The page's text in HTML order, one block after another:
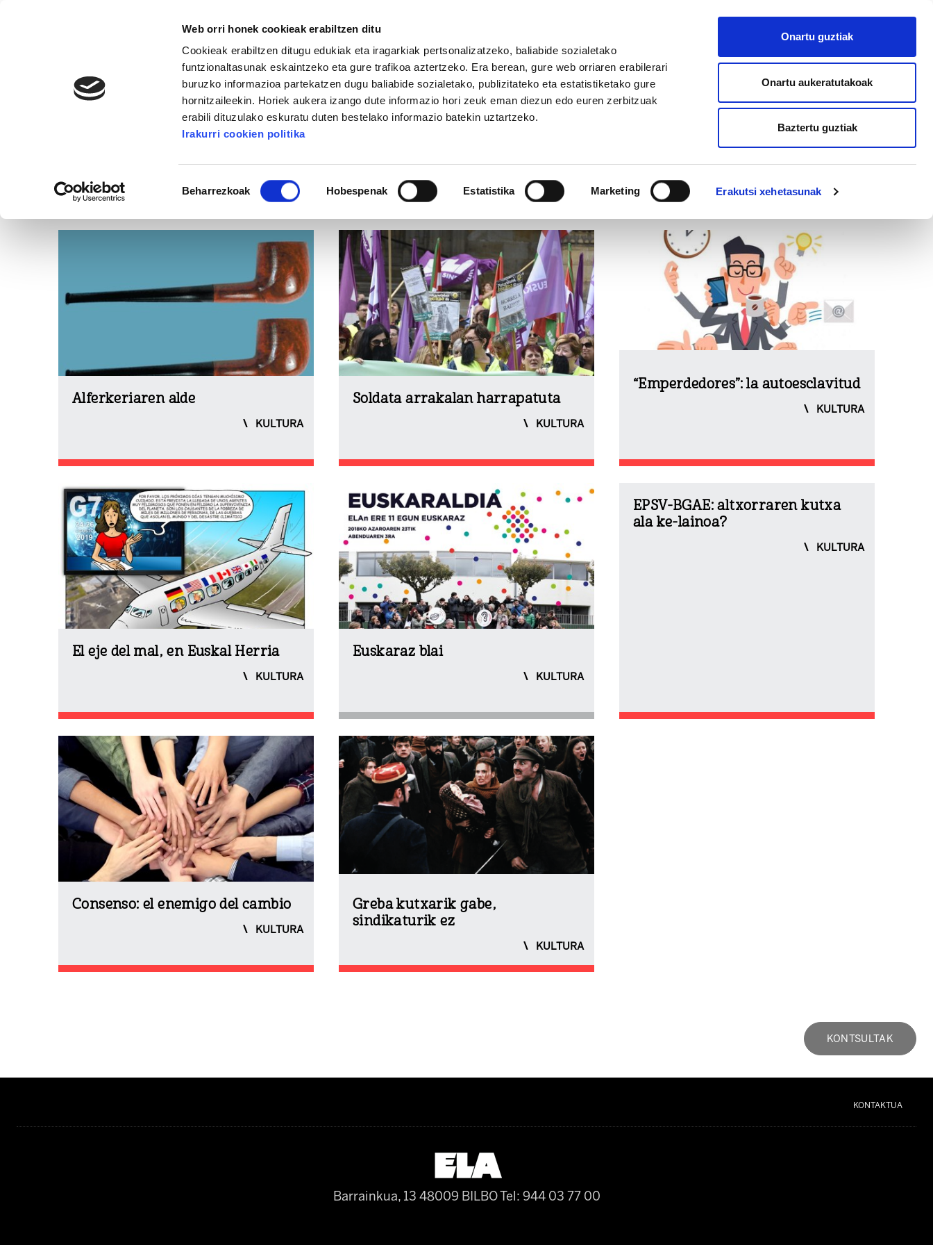
Web orri honek cookieak erabiltzen ditu
Cookieak erabiltzen ditugu edukiak eta iragarkiak pertsonalizatzeko, baliabide sozialetako
funtzionaltasunak eskaintzeko eta gure trafikoa aztertzeko. Era berean, gure web orriaren erabilerari
buruzko informazioa partekatzen dugu baliabide sozialetako, publizitateko eta estatistiketako gure
hornitzaileekin. Horiek aukera izango dute informazio hori zeuk eman diezun edo euren zerbitzuak
erabili dituzulako eskuratu duten bestelako informazio batekin uztartzeko.
Irakurri cookien politika
Beharrezkoak Hobespenak Estatistika Marketing Erakutsi xehetasunak
Onartu guztiak
Onartu aukeratutakoak
Baztertu guztiak
ELKARRIZKETAK ERREPORTAJEAK IRITZIAK ZER DA ALDA? MANU ROBLES-ARANGIZ FUNDAZIOA
Kultura
Alferkeriaren alde
KULTURA
Soldata arrakalan harrapatuta
KULTURA
“Emperdedores”: la autoesclavitud
KULTURA
El eje del mal, en Euskal Herria
KULTURA
Euskaraz blai
KULTURA
EPSV-BGAE: altxorraren kutxa
ala ke-lainoa?
KULTURA
Consenso: el enemigo del cambio
KULTURA
Greba kutxarik gabe,
sindikaturik ez
KULTURA
KONTSULTAK
KONTAKTUA
Barrainkua, 13 48009 BILBOTel: 944 03 77 00